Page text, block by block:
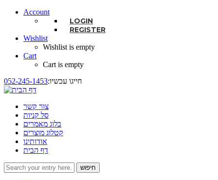
Account
LOGIN
REGISTER
Wishlist
Wishlist is empty
Cart
Cart is empty
052-245-1453 :חייגו עכשיו
צור קשר
סל קניות
בלוג מאמרים
קטלוג מוצרים
אודותינו
דף הבית
חיפוש